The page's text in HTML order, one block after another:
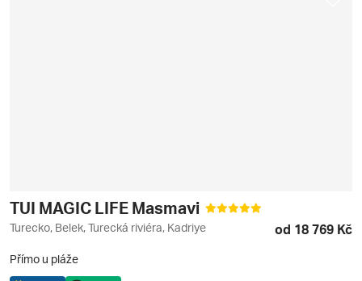
TUI MAGIC LIFE Masmavi
Turecko, Belek, Turecká riviéra, Kadriye od 18 769 Kč
Přímo u pláže